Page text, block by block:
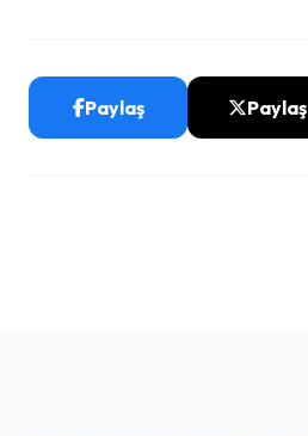
Paylaş Paylaş